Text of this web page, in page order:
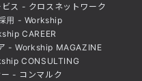
ス - クロスネットワーク
用 - Workship
CAREER
- Workship MAGAZINE
CONSULTING
- コンマルク